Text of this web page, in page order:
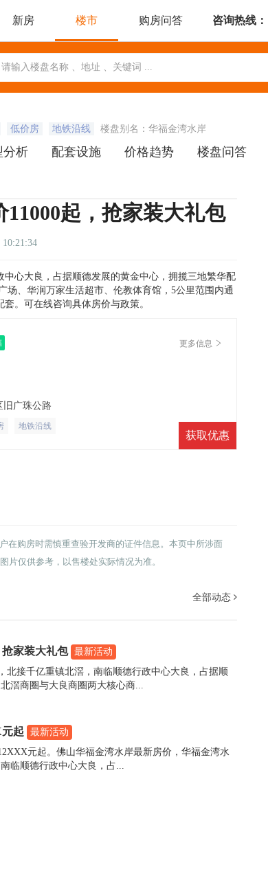
新房
委托找房
楼市
本地楼市
购房问答 咨询热线：
低价房 地铁沿线 楼盘别名：华福金湾水岸
分析 配套设施 价格趋势 楼盘问答
起，抢家装大礼包
10:21:34
心大良，占据顺德发展的黄金中心，拥揽三地繁华配
、华润万家生活超市、伦教体育馆，5公里范围内通
。可在线咨询具体房价与政策。
更多信息
旧广珠公路
地铁沿线
获取优惠
在购房时需慎重查验开发商的证件信息。本页中所涉面
片仅供参考，以售楼处实际情况为准。
全部动态
家装大礼包 最新活动
北接千亿重镇北滘，南临顺德行政中心大良，占据顺
滘商圈与大良商圈两大核心商...
起
最新活动
元起。佛山华福金湾水岸最新房价，华福金湾水
临顺德行政中心大良，占...